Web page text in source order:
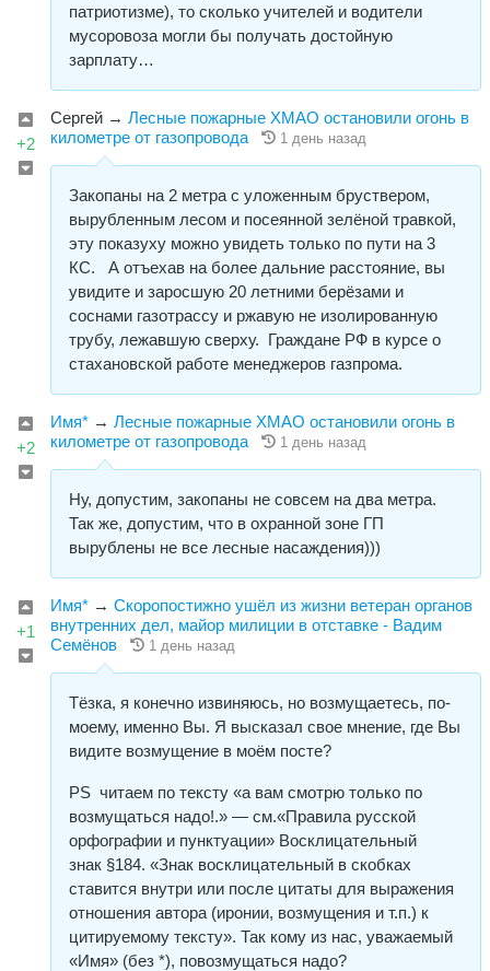
патриотизме), то сколько учителей и водители
мусоровоза могли бы получать достойную
зарплату…
+2
Сергей → Лесные пожарные ХМАО остановили огонь в
километре от газопровода
1 день назад
Закопаны на 2 метра с уложенным бруствером,
вырубленным лесом и посеянной зелёной травкой,
эту показуху можно увидеть только по пути на 3
КС. А отъехав на более дальние расстояние, вы
увидите и заросшую 20 летними берёзами и
соснами газотрассу и ржавую не изолированную
трубу, лежавшую сверху. Граждане РФ в курсе о
стахановской работе менеджеров газпрома.
+2
Имя* → Лесные пожарные ХМАО остановили огонь в
километре от газопровода
1 день назад
Ну, допустим, закопаны не совсем на два метра.
Так же, допустим, что в охранной зоне ГП
вырублены не все лесные насаждения)))
+1
Имя* → Скоропостижно ушёл из жизни ветеран органов
внутренних дел, майор милиции в отставке - Вадим
Семёнов
1 день назад
Тёзка, я конечно извиняюсь, но возмущаетесь, по-
моему, именно Вы. Я высказал свое мнение, где Вы
видите возмущение в моём посте?
РS читаем по тексту «а вам смотрю только по
возмущаться надо!.» — см.«Правила русской
орфографии и пунктуации» Восклицательный
знак §184. «Знак восклицательный в скобках
ставится внутри или после цитаты для выражения
отношения автора (иронии, возмущения и т.п.) к
цитируемому тексту». Так кому из нас, уважаемый
«Имя» (без *), повозмущаться надо?